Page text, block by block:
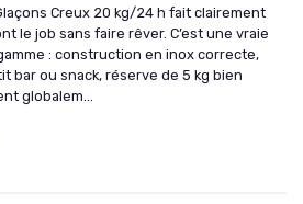
Creux 20 kg/24 h fait clairement
le job sans faire rêver. C’est une vraie
: construction en inox correcte,
bar ou snack, réserve de 5 kg bien
globalem...